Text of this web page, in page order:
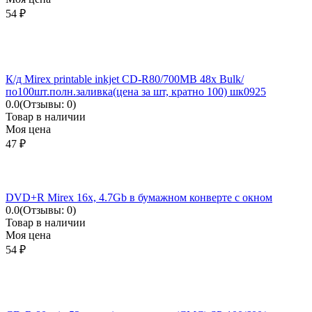
54 ₽
К/д Mirex printable inkjet CD-R80/700MB 48x Bulk/
по100шт.полн.заливка(цена за шт, кратно 100) шк0925
0.0(Отзывы: 0)
Товар в наличии
Моя цена
47 ₽
DVD+R Mirex 16x, 4.7Gb в бумажном конверте с окном
0.0(Отзывы: 0)
Товар в наличии
Моя цена
54 ₽